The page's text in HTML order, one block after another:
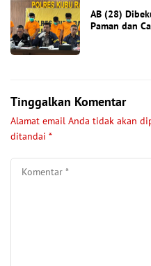
AB (28)
Paman dan
Tinggalkan Komentar
Alamat email Anda tidak akan
ditandai *